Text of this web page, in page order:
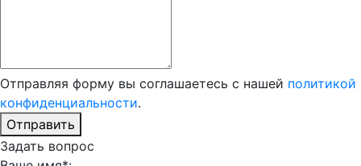
Отправляя форму вы соглашаетесь с нашей политикой
конфиденциальности.
Отправить
Задать вопрос